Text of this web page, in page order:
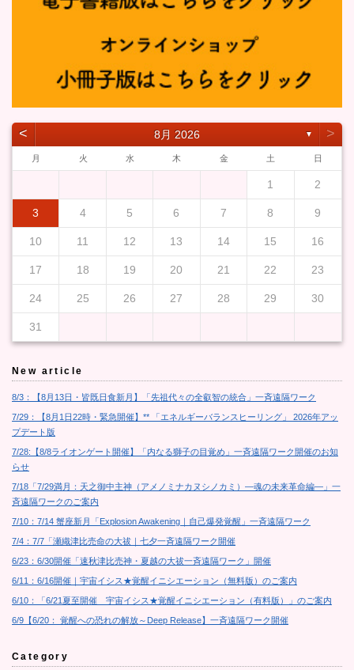
˂ 8月 2026 ▼ ˃
月 火 水 木 金 土 日
1 2
3 4 5 6 7 8 9
10 11 12 13 14 15 16
17 18 19 20 21 22 23
24 25 26 27 28 29 30
31
New article
8/3：【8月13日・皆既日食新月】「先祖代々の全叡智の統合」一斉遠隔ワーク
7/29：【8月1日22時・緊急開催】** 「エネルギーバランスヒーリング」 2026年アッ
プデート版
7/28:【8/8ライオンゲート開催】「内なる獅子の目覚め」一斉遠隔ワーク開催のお知
らせ
7/18「7/29満月：天之御中主神（アメノミナカヌシノカミ）―魂の未来革命編―」一
斉遠隔ワークのご案内
7/10：7/14 蟹座新月「Explosion Awakening｜自己爆発覚醒」一斉遠隔ワーク
7/4：7/7「瀬織津比売命の大祓｜七夕一斉遠隔ワーク開催
6/23：6/30開催「速秋津比売神・夏越の大祓一斉遠隔ワーク」開催
6/11：6/16開催｜宇宙イシス★覚醒イニシエーション（無料版）のご案内
6/10：「6/21夏至開催 宇宙イシス★覚醒イニシエーション（有料版）」のご案内
6/9【6/20： 覚醒への恐れの解放～Deep Release】一斉遠隔ワーク開催
Category